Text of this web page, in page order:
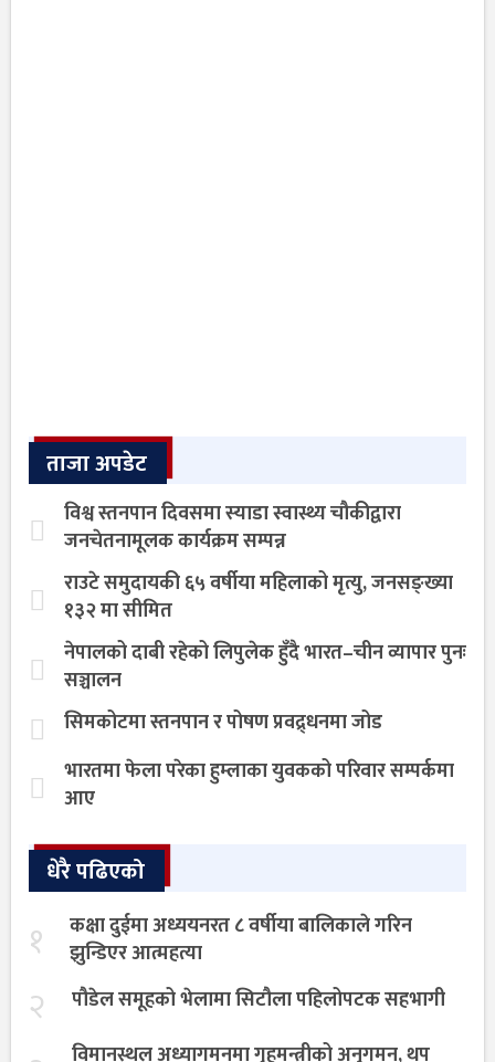
ताजा अपडेट
विश्व स्तनपान दिवसमा स्याडा स्वास्थ्य चौकीद्वारा
जनचेतनामूलक कार्यक्रम सम्पन्न
राउटे समुदायकी ६५ वर्षीया महिलाको मृत्यु, जनसङ्ख्या
१३२ मा सीमित
नेपालको दाबी रहेको लिपुलेक हुँदै भारत–चीन व्यापार पुनः
सञ्चालन
सिमकोटमा स्तनपान र पोषण प्रवद्र्धनमा जोड
भारतमा फेला परेका हुम्लाका युवकको परिवार सम्पर्कमा
आए
धेरै पढिएको
१
कक्षा दुईमा अध्ययनरत ८ वर्षीया बालिकाले गरिन
झुन्डिएर आत्महत्या
२ पौडेल समूहको भेलामा सिटौला पहिलोपटक सहभागी
विमानस्थल अध्यागमनमा गृहमन्त्रीको अनुगमन, थप